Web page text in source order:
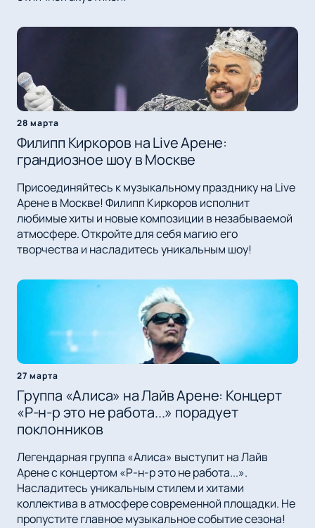
28 марта
Филипп Киркоров на Live Арене:
грандиозное шоу в Москве
Присоединяйтесь к музыкальному празднику на Live
Арене в Москве! Филипп Киркоров исполнит
любимые хиты и новые композиции в незабываемой
атмосфере. Откройте для себя магию его
творчества и насладитесь уникальным шоу!
27 марта
Группа «Алиса» на Лайв Арене: Концерт
«Р-н-р это не работа...» порадует
поклонников
Легендарная группа «Алиса» выступит на Лайв
Арене с концертом «Р-н-р это не работа...».
Насладитесь уникальным стилем и хитами
коллектива в атмосфере современной площадки. Не
пропустите главное музыкальное событие сезона!